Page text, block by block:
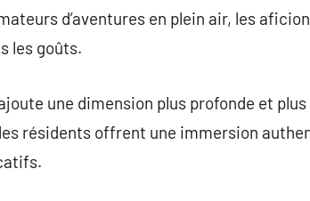
d’aventures en plein air, les
les goûts.
une dimension plus profonde et
résidents offrent une immersion